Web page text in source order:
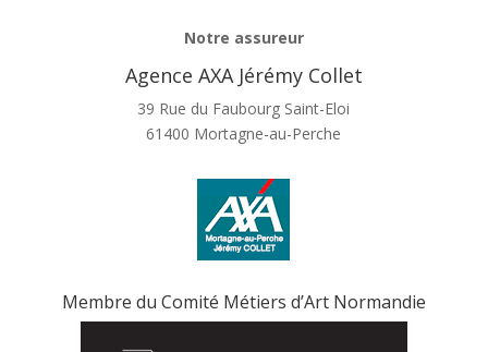
Notre assureur
Agence AXA Jérémy Collet
39 Rue du Faubourg Saint-Eloi
61400 Mortagne-au-Perche
Membre du Comité Métiers d’Art Normandie